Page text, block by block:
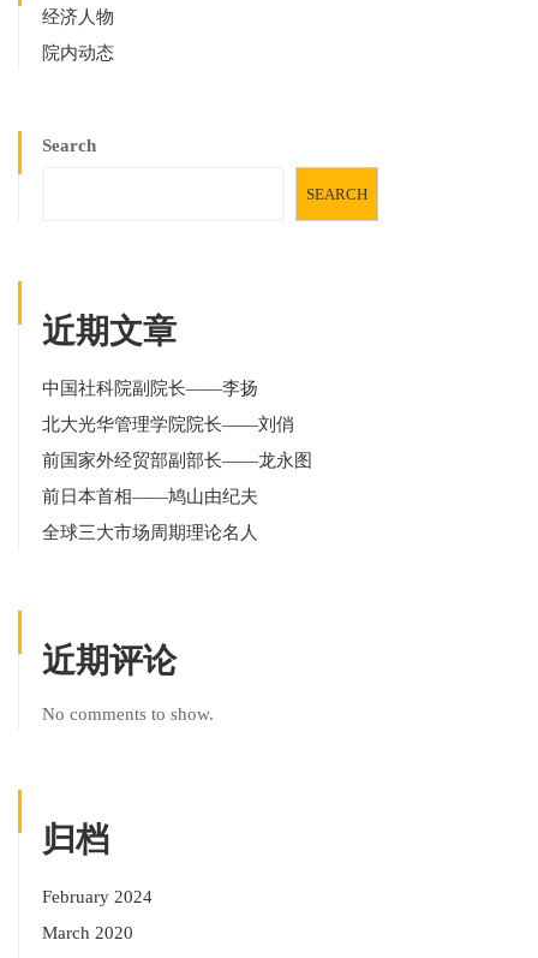
经济人物
院内动态
Search
SEARCH
近期文章
中国社科院副院长——李扬
北大光华管理学院院长——刘俏
前国家外经贸部副部长——龙永图
前日本首相——鸠山由纪夫
全球三大市场周期理论名人
近期评论
No comments to show.
归档
February 2024
March 2020